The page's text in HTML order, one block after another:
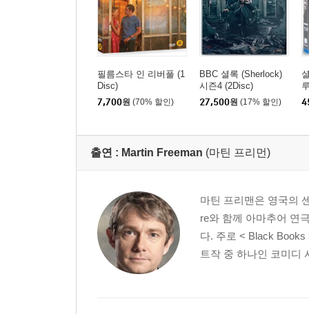
필름스타 인 리버풀 (1
Disc)
7,700원 (70% 할인)
BBC 셜록 (Sherlock)
시즌4 (2Disc)
27,500원 (17% 할인)
출연 : Martin Freeman (마틴 프리먼)
마틴 프리맨은 영국의
re와 함께 아마추어 연
다. 주로 < Black
트작 중 하나인 코미디